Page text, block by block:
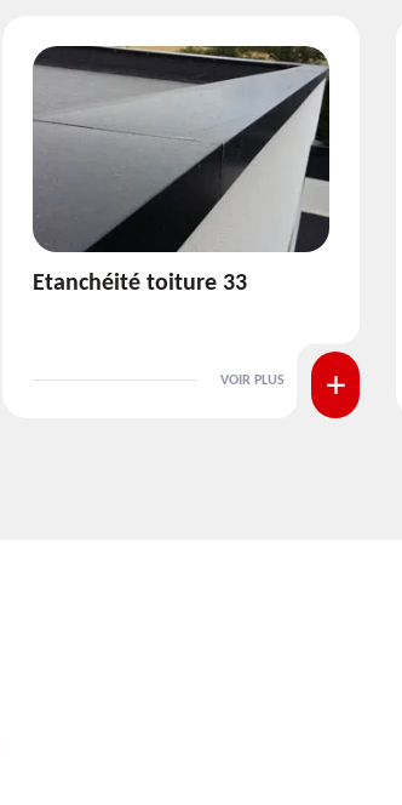
Réparation de toiture 33
VOIR PLUS